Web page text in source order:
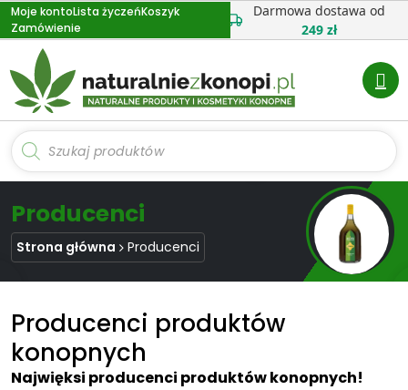
Przejdź
do
treści
Moje kontoLista życzeńKoszyk
Zamówienie
Darmowa dostawa od
249 zł
Wyszukiwarka
produktów
Producenci
Strona główna Producenci
Producenci produktów
konopnych
Najwięksi producenci produktów konopnych!